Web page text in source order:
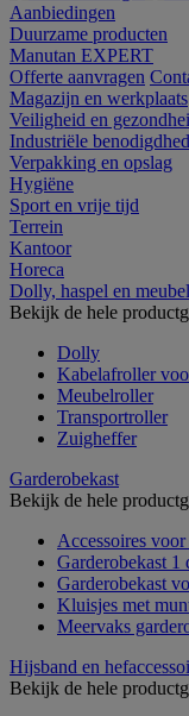
Aanbiedingen
Duurzame producten
Manutan EXPERT
Offerte aanvragen
Magazijn en werkplaats
Veiligheid en
Industriële
Verpakking en opslag
Hygiëne
Sport en vrije tijd
Terrein
Kantoor
Horeca
Dolly, haspel en
Bekijk de hele
Dolly
Kabelafroller
Meubelroller
Transportroller
Zuigheffer
Garderobekast
Bekijk de hele
Accessoires
Garderobekast 1
Garderobekast
Kluisjes met
Meervaks
Hijsband en
Bekijk de hele